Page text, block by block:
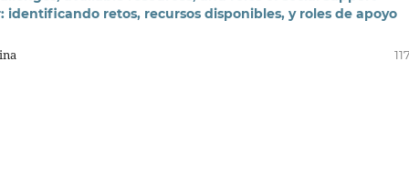
retos, recursos disponibles, y roles de apoyo